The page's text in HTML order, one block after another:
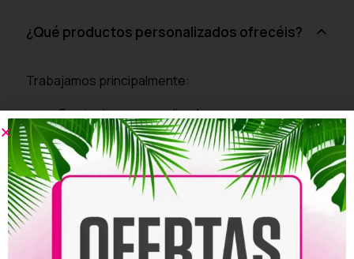
¿Qué productos personalizados ofrecéis?
Trabajamos principalmente:
Camisetas personalizadas
Sudaderas
Lonas personalizadas
Roll ups
Pegatinas personalizadas
Carteles y cartelería